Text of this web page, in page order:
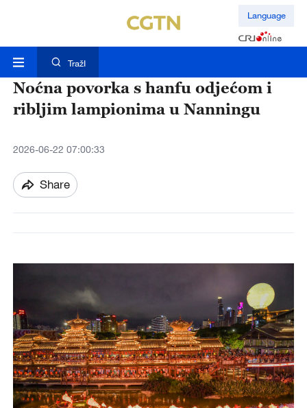
Language
TražI
Noćna povorka s hanfu odjećom i
ribljim lampionima u Nanningu
2026-06-22 07:00:33
Share